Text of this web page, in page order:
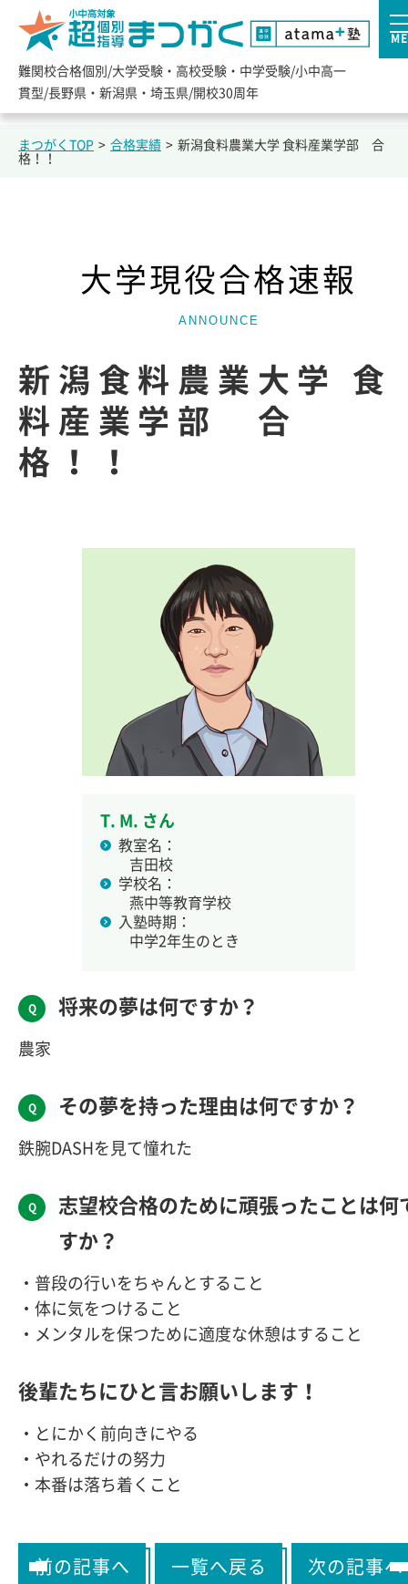
難関校合格個別/大学受験・高校受験・中学受験/小中高一
貫型/長野県・新潟県・埼玉県/開校30周年
まつがくTOP > 合格実績 > 新潟食料農業大学 食料産業学部 合
格！！
大学現役合格速報
ANNOUNCE
新潟食料農業大学 食
料産業学部 合
格！！
T. M. さん
教室名：
吉田校
学校名：
燕中等教育学校
入塾時期：
中学2年生のとき
将来の夢は何ですか？
農家
その夢を持った理由は何ですか？
鉄腕DASHを見て憧れた
志望校合格のために頑張ったことは何
すか？
・普段の行いをちゃんとすること
・体に気をつけること
・メンタルを保つために適度な休憩はすること
後輩たちにひと言お願いします！
・とにかく前向きにやる
・やれるだけの努力
・本番は落ち着くこと
前の記事へ 一覧へ戻る 次の記事へ